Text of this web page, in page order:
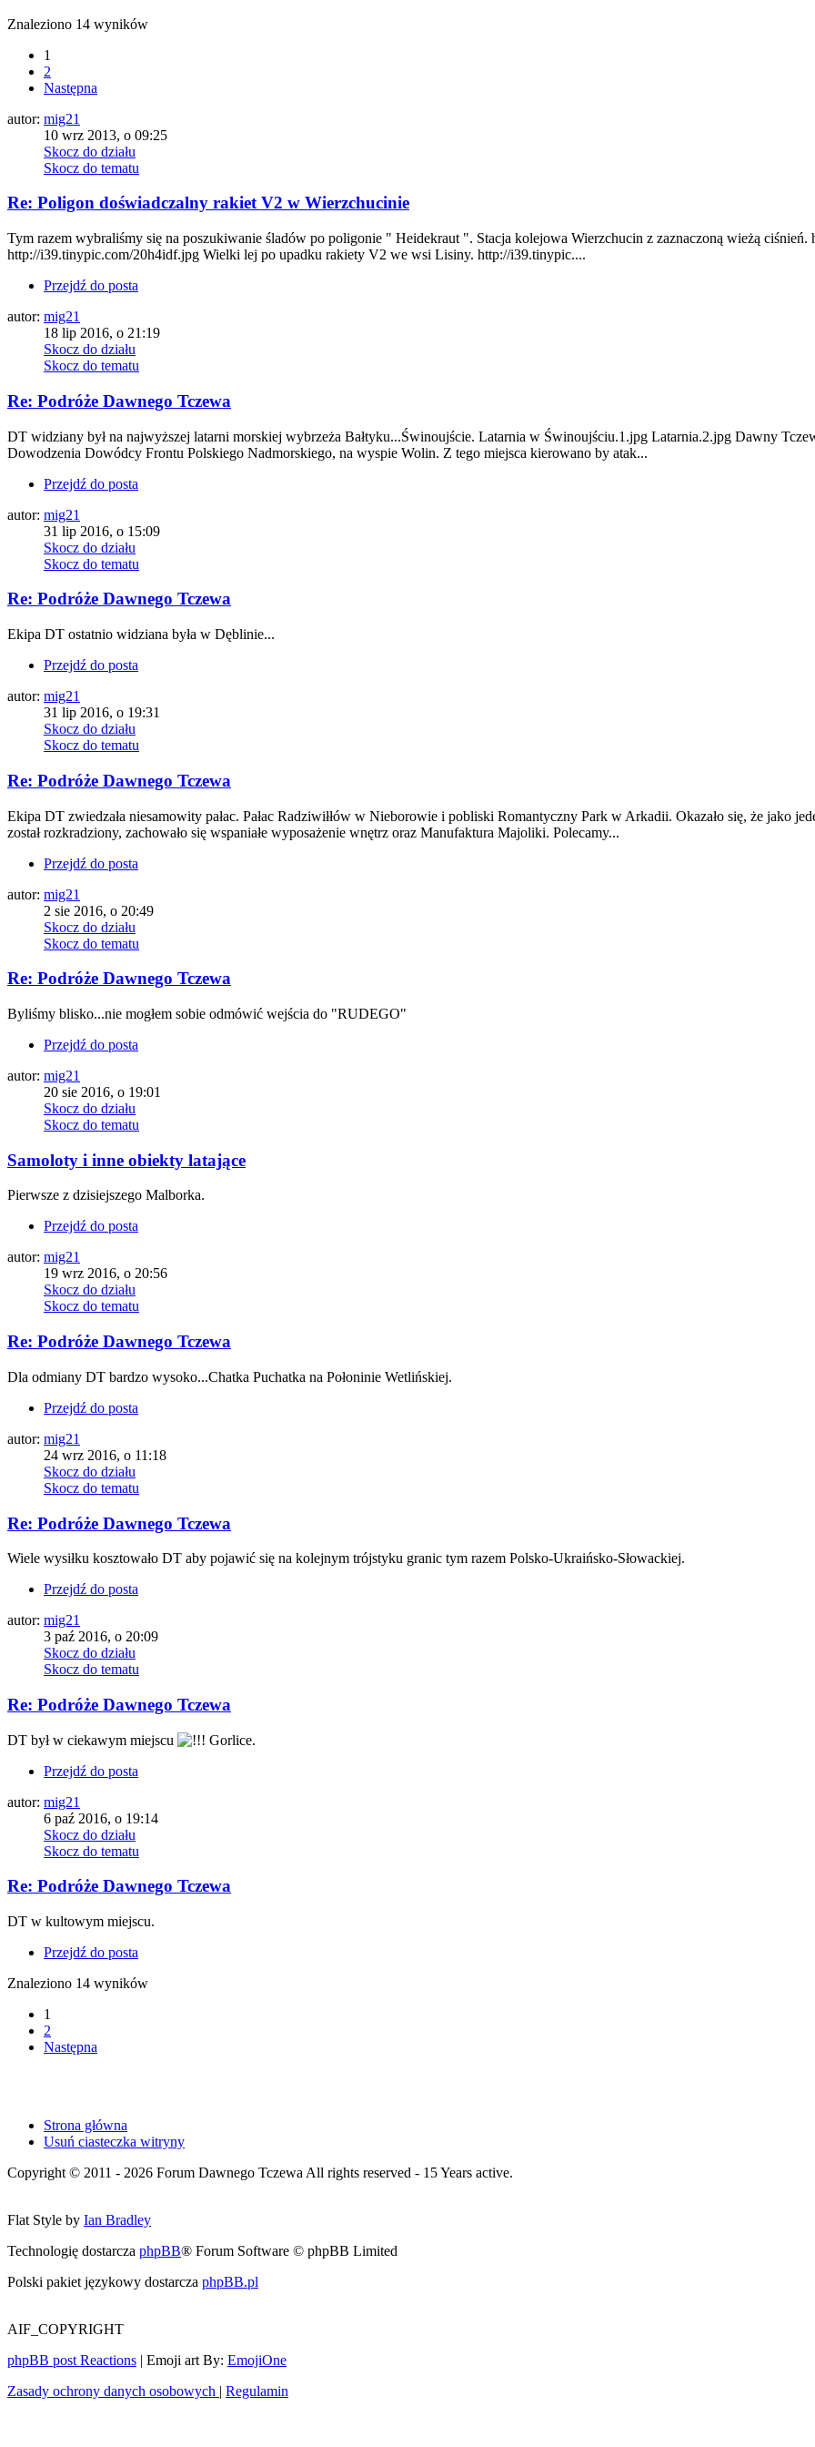
Znaleziono 14 wyników
1
2
Następna
autor: mig21
10 wrz 2013, o 09:25
Skocz do działu
Skocz do tematu
Re: Poligon doświadczalny rakiet V2 w Wierzchucinie
Tym razem wybraliśmy się na poszukiwanie śladów po poligonie " Heidekraut ". Stacja kolejowa Wierzchucin z zaznaczoną wieżą
http://i39.tinypic.com/20h4idf.jpg Wielki lej po upadku rakiety V2 we wsi Lisiny. http://i39.tinypic....
Przejdź do posta
autor: mig21
18 lip 2016, o 21:19
Skocz do działu
Skocz do tematu
Re: Podróże Dawnego Tczewa
DT widziany był na najwyższej latarni morskiej wybrzeża Bałtyku...Świnoujście. Latarnia w Świnoujściu.1.jpg Latarnia.2.jpg Dawny
Dowodzenia Dowódcy Frontu Polskiego Nadmorskiego, na wyspie Wolin. Z tego miejsca kierowano by atak...
Przejdź do posta
autor: mig21
31 lip 2016, o 15:09
Skocz do działu
Skocz do tematu
Re: Podróże Dawnego Tczewa
Ekipa DT ostatnio widziana była w Dęblinie...
Przejdź do posta
autor: mig21
31 lip 2016, o 19:31
Skocz do działu
Skocz do tematu
Re: Podróże Dawnego Tczewa
Ekipa DT zwiedzała niesamowity pałac. Pałac Radziwiłłów w Nieborowie i pobliski Romantyczny Park w Arkadii. Okazało się, że jako
został rozkradziony, zachowało się wspaniałe wyposażenie wnętrz oraz Manufaktura Majoliki. Polecamy...
Przejdź do posta
autor: mig21
2 sie 2016, o 20:49
Skocz do działu
Skocz do tematu
Re: Podróże Dawnego Tczewa
Byliśmy blisko...nie mogłem sobie odmówić wejścia do "RUDEGO"
Przejdź do posta
autor: mig21
20 sie 2016, o 19:01
Skocz do działu
Skocz do tematu
Samoloty i inne obiekty latające
Pierwsze z dzisiejszego Malborka.
Przejdź do posta
autor: mig21
19 wrz 2016, o 20:56
Skocz do działu
Skocz do tematu
Re: Podróże Dawnego Tczewa
Dla odmiany DT bardzo wysoko...Chatka Puchatka na Połoninie Wetlińskiej.
Przejdź do posta
autor: mig21
24 wrz 2016, o 11:18
Skocz do działu
Skocz do tematu
Re: Podróże Dawnego Tczewa
Wiele wysiłku kosztowało DT aby pojawić się na kolejnym trójstyku granic tym razem Polsko-Ukraińsko-Słowackiej.
Przejdź do posta
autor: mig21
3 paź 2016, o 20:09
Skocz do działu
Skocz do tematu
Re: Podróże Dawnego Tczewa
DT był w ciekawym miejscu
! Gorlice.
Przejdź do posta
autor: mig21
6 paź 2016, o 19:14
Skocz do działu
Skocz do tematu
Re: Podróże Dawnego Tczewa
DT w kultowym miejscu.
Przejdź do posta
Znaleziono 14 wyników
1
2
Następna
Strona główna
Usuń ciasteczka witryny
Copyright © 2011 - 2026 Forum Dawnego Tczewa All rights reserved - 15 Years active.
Flat Style by Ian Bradley
Technologię dostarcza phpBB® Forum Software © phpBB Limited
Polski pakiet językowy dostarcza phpBB.pl
AIF_COPYRIGHT
phpBB post Reactions | Emoji art By: EmojiOne
Zasady ochrony danych osobowych | Regulamin